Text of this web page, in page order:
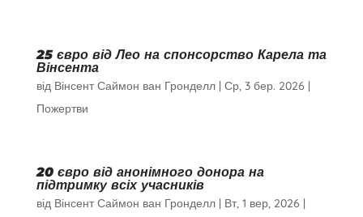
25 євро від Лео на спонсорство Карела та
Вінсента
від Вінсент Саймон ван Гронделл| Ср, 3 бер. 2026 |
Пожертви
20 євро від анонімного донора на
підтримку всіх учасників
від Вінсент Саймон ван Гронделл| Вт, 1 вер, 2026 |